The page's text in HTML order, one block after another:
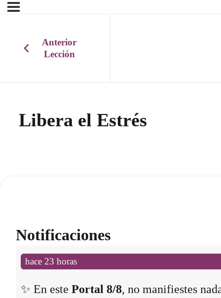
Anterior
Lección
Libera el Estrés
Notificaciones
hace 23 horas
✨ En este Portal 8/8, no manifiestes